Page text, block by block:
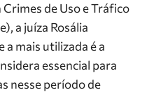
Crimes de Uso e Tráfico
a juíza Rosália
a mais utilizada é a
essencial para
nesse período de